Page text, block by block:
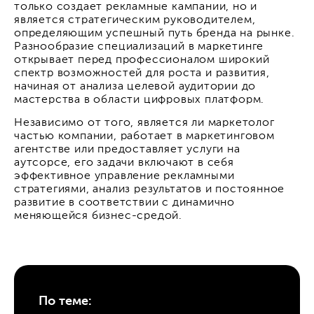
только создает рекламные кампании, но и
является стратегическим руководителем,
определяющим успешный путь бренда на рынке.
Разнообразие специализаций в маркетинге
открывает перед профессионалом широкий
спектр возможностей для роста и развития,
начиная от анализа целевой аудитории до
мастерства в области цифровых платформ.
Независимо от того, является ли маркетолог
частью компании, работает в маркетинговом
агентстве или предоставляет услуги на
аутсорсе, его задачи включают в себя
эффективное управление рекламными
стратегиями, анализ результатов и постоянное
развитие в соответствии с динамично
меняющейся бизнес-средой.
По теме: